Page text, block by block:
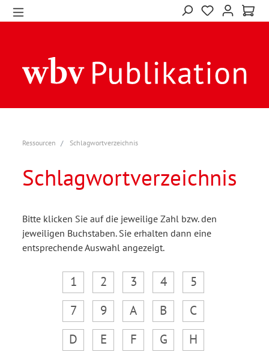
Ressourcen Schlagwortverzeichnis
Schlagwortverzeichnis
Bitte klicken Sie auf die jeweilige Zahl bzw. den
jeweiligen Buchstaben. Sie erhalten dann eine
entsprechende Auswahl angezeigt.
1 2 3 4
5
7
9 A B
C
D
E F G
H